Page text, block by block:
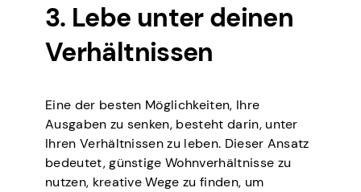
3. Lebe unter deinen
Verhältnissen
Eine der besten Möglichkeiten, Ihre
Ausgaben zu senken, besteht darin, unter
Ihren Verhältnissen zu leben. Dieser Ansatz
bedeutet, günstige Wohnverhältnisse zu
nutzen, kreative Wege zu finden, um